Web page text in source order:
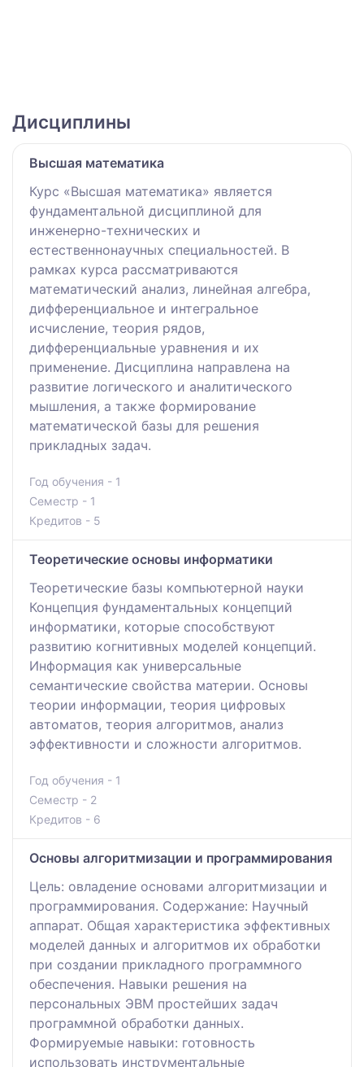
Дисциплины
Высшая математика
Курс «Высшая математика» является
фундаментальной дисциплиной для
инженерно-технических и
естественнонаучных специальностей. В
рамках курса рассматриваются
математический анализ, линейная алгебра,
дифференциальное и интегральное
исчисление, теория рядов,
дифференциальные уравнения и их
применение. Дисциплина направлена на
развитие логического и аналитического
мышления, а также формирование
математической базы для решения
прикладных задач.
Год обучения - 1
Семестр - 1
Кредитов - 5
Теоретические основы информатики
Теоретические базы компьютерной науки
Концепция фундаментальных концепций
информатики, которые способствуют
развитию когнитивных моделей концепций.
Информация как универсальные
семантические свойства материи. Основы
теории информации, теория цифровых
автоматов, теория алгоритмов, анализ
эффективности и сложности алгоритмов.
Год обучения - 1
Семестр - 2
Кредитов - 6
Основы алгоритмизации и программирования
Цель: овладение основами алгоритмизации и
программирования. Содержание: Научный
аппарат. Общая характеристика эффективных
моделей данных и алгоритмов их обработки
при создании прикладного программного
обеспечения. Навыки решения на
персональных ЭВМ простейших задач
программной обработки данных.
Формируемые навыки: готовность
использовать инструментальные